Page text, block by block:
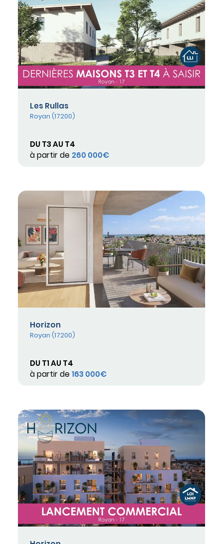
Les Rullas
Royan (17200)
DU T3 AU T4
à partir de 260 000€
Horizon
Royan (17200)
DU T1 AU T4
à partir de 163 000€